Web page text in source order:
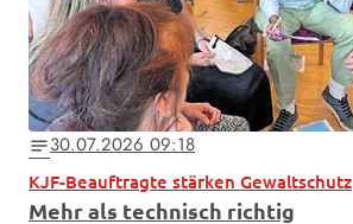
notes30.07.2026 09:18
KJF-Beauftragte stärken Gewaltschutz
Mehr als technisch richtig